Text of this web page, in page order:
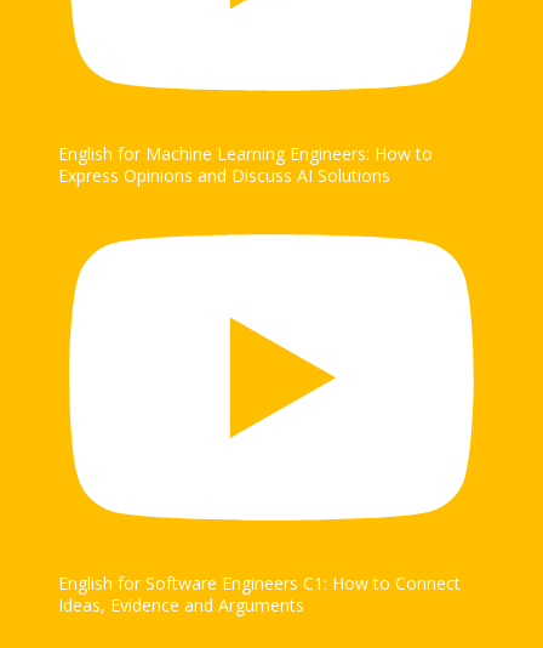
English for Machine Learning Engineers: How to
Express Opinions and Discuss AI Solutions
English for Software Engineers C1: How to Connect
Ideas, Evidence and Arguments